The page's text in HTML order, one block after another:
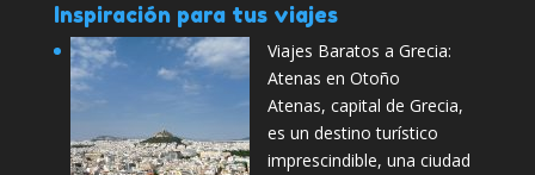
Inspiración para tus viajes
Viajes Baratos a Grecia:
Atenas en Otoño
Atenas, capital de Grecia,
es un destino turístico
imprescindible, una ciudad